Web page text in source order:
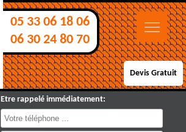
05 33 06 18 06
06 30 24 80 70
Devis Gratuit
Etre rappelé immédiatement: